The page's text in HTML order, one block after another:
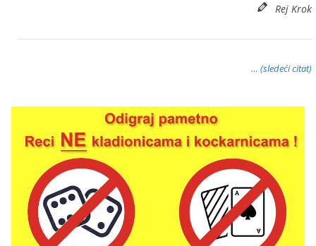
Rej Krok
… (sledeći citat)